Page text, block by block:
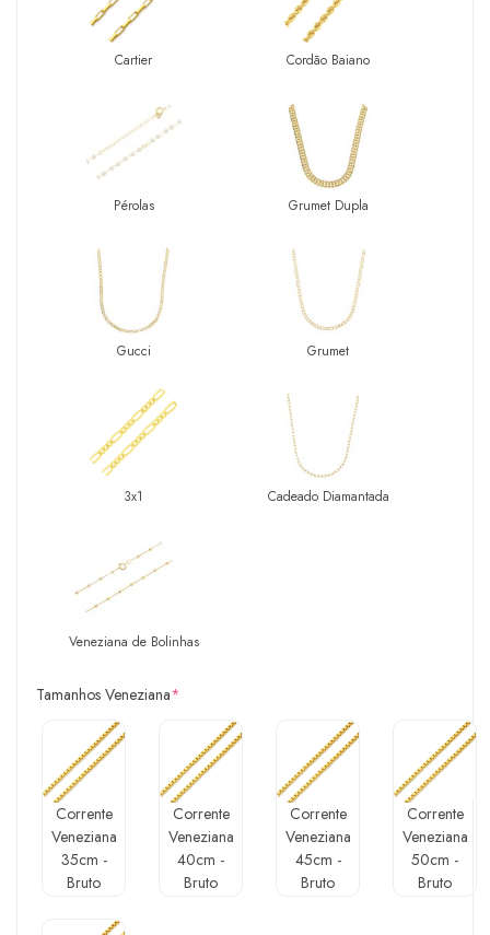
Cartier Cordão Baiano
Pérolas Grumet Dupla
Gucci Grumet
3x1 Cadeado Diamantada
Veneziana de Bolinhas
Tamanhos Veneziana*
Corrente
Veneziana
35cm -
Bruto
Corrente
Veneziana
40cm -
Bruto
Corrente
Veneziana
45cm -
Bruto
Corrente
Veneziana
50cm -
Bruto